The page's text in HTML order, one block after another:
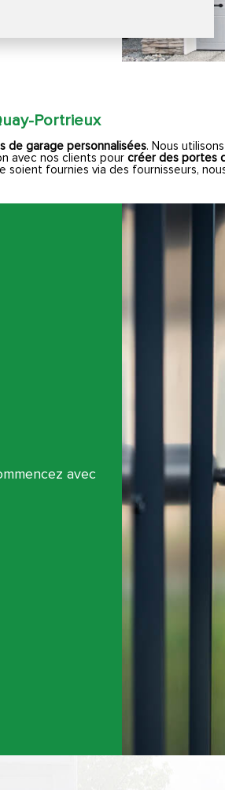
Portrieux
de garage personnalisées. Nous
avec nos clients pour créer des portes
fournies via des fournisseurs,
avec